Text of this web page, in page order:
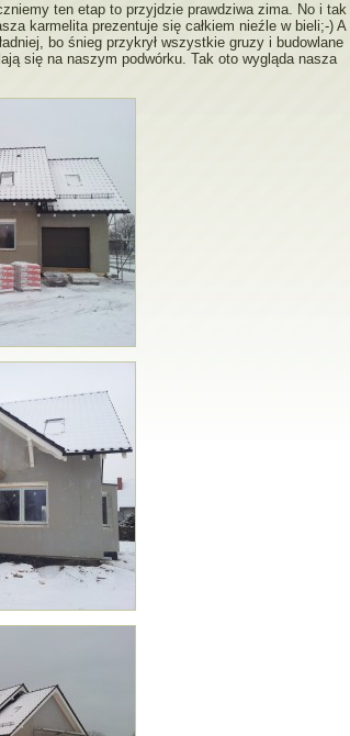
ten etap to przyjdzie prawdziwa zima. No i
karmelita prezentuje się całkiem nieźle w bieli;-) A
bo śnieg przykrył wszystkie gruzy i budowlane
się na naszym podwórku. Tak oto wygląda nasza